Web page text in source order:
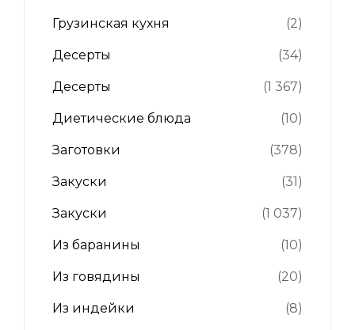
Грузинская кухня (2)
Десерты (34)
Десерты (1 367)
Диетические блюда (10)
Заготовки (378)
Закуски (31)
Закуски (1 037)
Из баранины (10)
Из говядины (20)
Из индейки (8)